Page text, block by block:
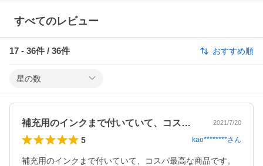
すべてのレビュー
17 - 36件 / 36件 おすすめ順
星の数
補充用のインクまで付いていて、コスパ最… 2021/7/20
5 kao********さん
補充用のインクまで付いていて、コスパ最高な商品です。